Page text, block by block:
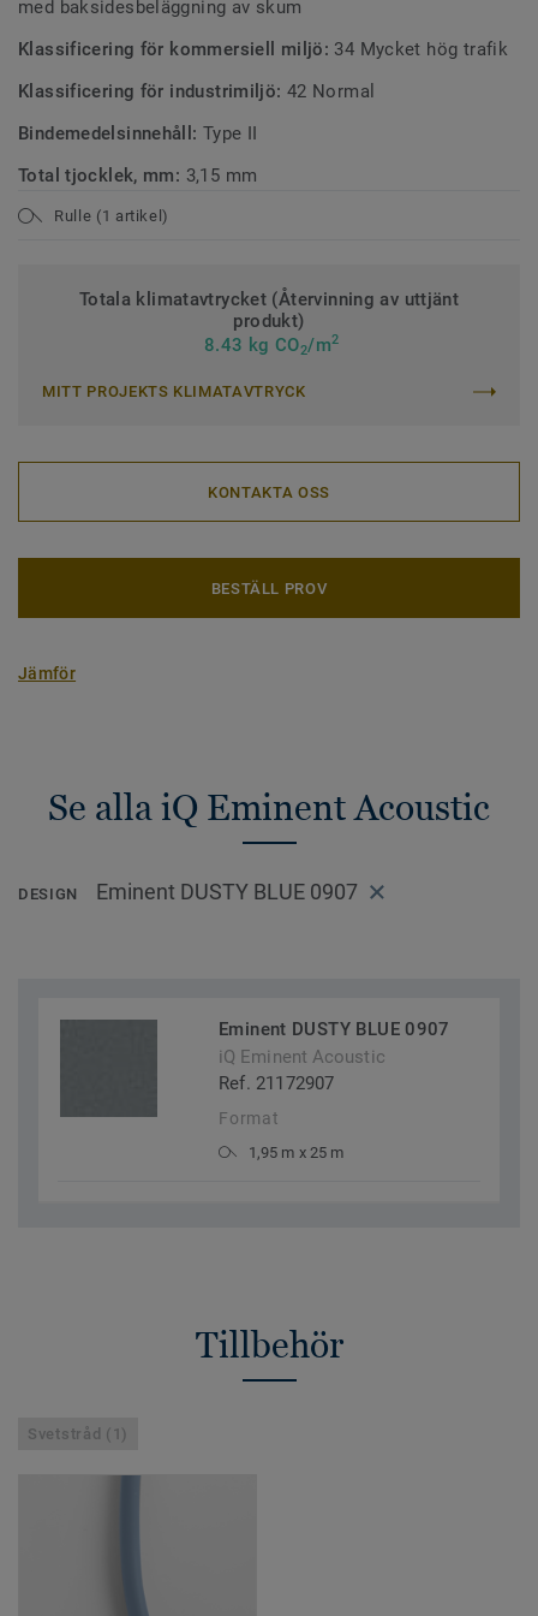
med baksidesbeläggning av skum
Klassificering för kommersiell miljö: 34 Mycket hög trafik
Klassificering för industrimiljö: 42 Normal
Bindemedelsinnehåll: Type II
Total tjocklek, mm: 3,15 mm
Rulle (1 artikel)
Totala klimatavtrycket (Återvinning av uttjänt
produkt)
8.43 kg CO2/m2
MITT PROJEKTS KLIMATAVTRYCK
KONTAKTA OSS
BESTÄLL PROV
Jämför
Se alla iQ Eminent Acoustic
DESIGN Eminent DUSTY BLUE 0907
Eminent DUSTY BLUE 0907
iQ Eminent Acoustic
Ref. 21172907
Format
1,95 m x 25 m
Tillbehör
Svetstråd (1)